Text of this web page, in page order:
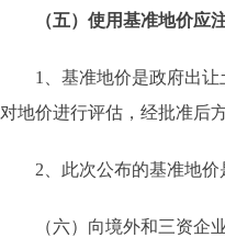
（五）使用基准地价应
1、基准地价是政府出让土
对地价进行评估，经批准后
2、此次公布的基准地价是
（六）向境外和三资企业